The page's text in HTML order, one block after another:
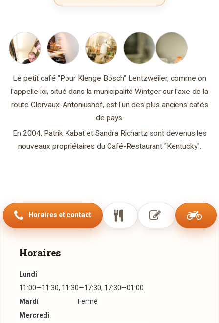
Le petit café "Pour Klenge Bösch" Lentzweiler, comme on
l'appelle ici, situé dans la municipalité Wintger sur l'axe de la
route Clervaux-Antoniushof, est l'un des plus anciens cafés
de pays.
En 2004, Patrik Kabat et Sandra Richartz sont devenus les
nouveaux propriétaires du Café-Restaurant "Kentucky".
Horaires et contact
Horaires
Lundi
11:00—11:30, 11:30—17:30, 17:30—01:00
Mardi
Fermé
Mercredi